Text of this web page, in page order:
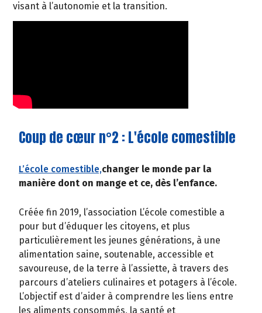
visant à l’autonomie et la transition.
Coup de cœur n°2 : L'école comestible
L’école comestible,changer le monde par la
manière dont on mange et ce, dès l’enfance.
Créée fin 2019, l’association L’école comestible a
pour but d’éduquer les citoyens, et plus
particulièrement les jeunes générations, à une
alimentation saine, soutenable, accessible et
savoureuse, de la terre à l’assiette, à travers des
parcours d’ateliers culinaires et potagers à l’école.
L’objectif est d’aider à comprendre les liens entre
les aliments consommés, la santé et